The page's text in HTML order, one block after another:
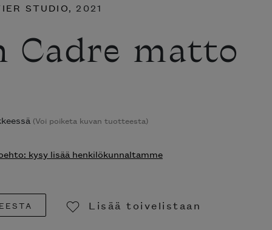
STUDIO, 2021
Cadre matto
(Voi poiketa kuvan tuotteesta)
kysy lisää henkilökunnaltamme
Lisää toivelistaan